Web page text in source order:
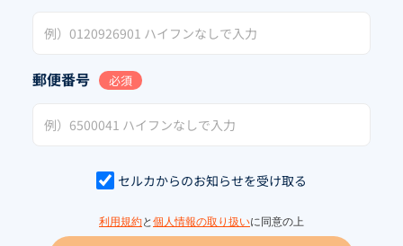
郵便番号 必須
セルカからのお知らせを受け取る
利用規約と 個人情報の取り扱いに同意の上